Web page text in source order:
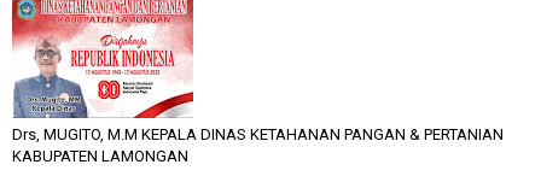
Drs, MUGITO, M.M KEPALA DINAS KETAHANAN PANGAN & PERTANIAN
KABUPATEN LAMONGAN